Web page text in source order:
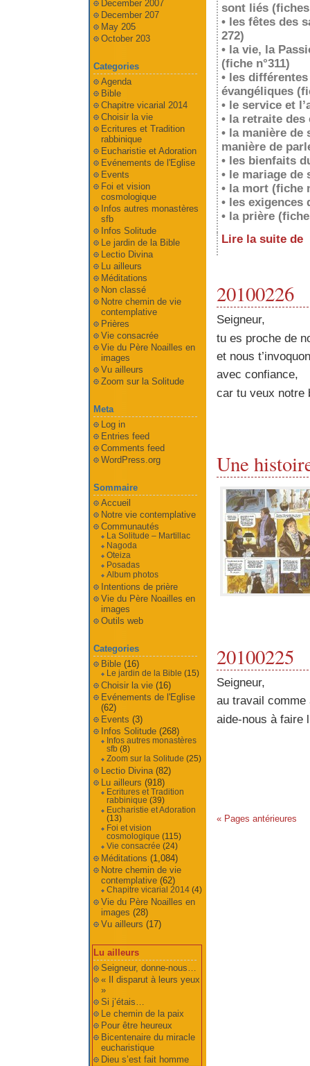
sont liés
• les fêtes des
272)
• la vie, la
(fiche n°311)
• les
évangéliques
• le service et
• la retraite des
• la manière
manière de
• les bienfaits
• le mariage de
• la mort (fiche
• les exigences
• la prière
Lire la suite de
20100226
Seigneur,
tu es proche de
et nous
avec confiance,
car tu veux notre
Une
20100225
Seigneur,
au travail comme
aide-nous à faire
« Pages antérieures
December 2007
December 207
May 205
October 203
Categories
Agenda
Bible
Chapitre vicarial 2014
Choisir la vie
Ecritures et Tradition
rabbinique
Eucharistie et Adoration
Evénements de l'Eglise
Events
Foi et vision
cosmologique
Infos autres monastères
sfb
Infos Solitude
Le jardin de la Bible
Lectio Divina
Lu ailleurs
Méditations
Non classé
Notre chemin de vie
contemplative
Prières
Vie consacrée
Vie du Père Noailles en
images
Vu ailleurs
Zoom sur la Solitude
Meta
Log in
Entries feed
Comments feed
WordPress.org
Sommaire
Accueil
Notre vie contemplative
Communautés
La Solitude – Martillac
Nagoda
Oteiza
Posadas
Album photos
Intentions de prière
Vie du Père Noailles en
images
Outils web
Categories
Bible(16)
Le jardin de la Bible (15)
Choisir la vie(16)
Evénements de l'Eglise
(62)
Events (3)
Infos Solitude(268)
Infos autres monastères
sfb(8)
Zoom sur la Solitude (25)
Lectio Divina(82)
Lu ailleurs (918)
Ecritures et Tradition
rabbinique (39)
Eucharistie et Adoration
(13)
Foi et vision
cosmologique (115)
Vie consacrée (24)
Méditations (1,084)
Notre chemin de vie
contemplative(62)
Chapitre vicarial 2014(4)
Vie du Père Noailles en
images (28)
Vu ailleurs (17)
Lu ailleurs
Seigneur, donne-nous…
« Il disparut à leurs yeux
»
Si j’étais…
Le chemin de la paix
Pour être heureux
Bicentenaire du miracle
eucharistique
Dieu s’est fait homme